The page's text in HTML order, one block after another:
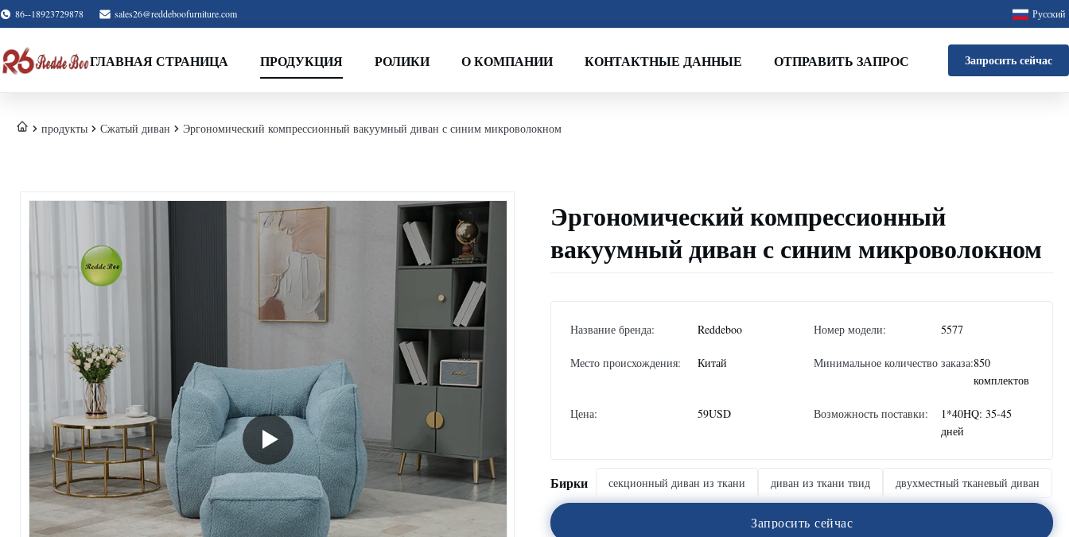
86--18923729878 sales26@reddeboofurniture.com Русский
ГЛАВНАЯ СТРАНИЦА ПРОДУКЦИЯ РОЛИКИ О КОМПАНИИ КОНТАКТНЫЕ ДАННЫЕ ОТПРАВИТЬ ЗАПРОС Запросить сейчас
продукты Сжатый диван Эргономический компрессионный вакуумный диван с синим микроволокном
Эргономический компрессионный
вакуумный диван с синим микроволокном
Название бренда: Reddeboo Номер модели: 5577
Место происхождения: Китай Минимальное количество заказа:850
комплектов
Цена: 59USD Возможность поставки:
1*40HQ: 35-45
дней
Бирки секционный диван из ткани диван из ткани твид двухместный тканевый диван
Запросить сейчас